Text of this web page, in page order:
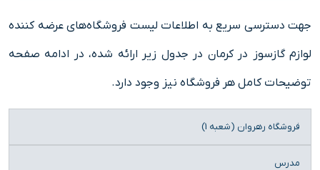
جهت دسترسی سریع به اطلاعات لیست فروشگاه‌های عرضه کننده
لوازم گازسوز در کرمان در جدول زیر ارائه شده، در ادامه صفحه
توضیحات کامل هر فروشگاه نیز وجود دارد.
نام
فروشگاه
محدوده
فروشگاه
فروشگاه رهروان (شعبه 1)
مدرس